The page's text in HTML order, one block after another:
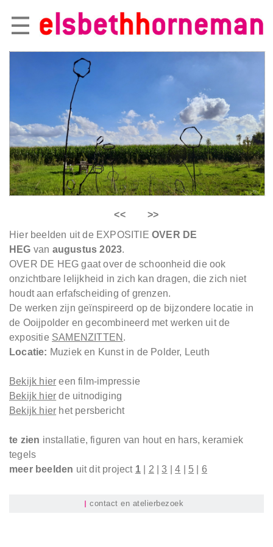
<<
>>
Hier beelden uit de EXPOSITIE OVER DE
HEG van augustus 2023.
OVER DE HEG gaat over de schoonheid die ook
onzichtbare lelijkheid in zich kan dragen, die zich niet
houdt aan erfafscheiding of grenzen.
De werken zijn geïnspireerd op de bijzondere locatie in
de Ooijpolder en gecombineerd met werken uit de
expositie SAMENZITTEN .
Locatie: Muziek en Kunst in de Polder, Leuth
Bekijk hier een film-impressie
Bekijk hier de uitnodiging
Bekijk hier het persbericht
te zien installatie, figuren van hout en hars, keramiek
tegels
meer beelden uit dit project 1 2 |3 |4 5 6
contact en atelierbezoek